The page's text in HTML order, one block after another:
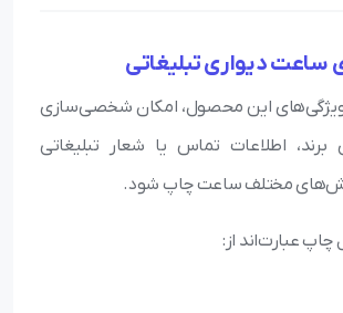
ساعت دیواری تبلیغاتی
ویژگی‌های این محصول، امکان شخصی‌سازی
اطلاعات تماس یا شعار تبلیغاتی
مختلف ساعت چاپ شود.
عبارت‌اند از: